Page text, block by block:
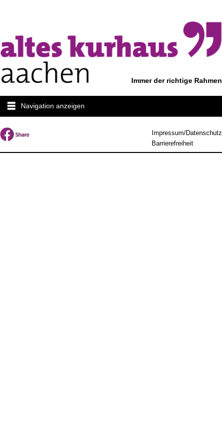
Immer der richtige Rahmen
Navigation anzeigen
Impressum/Datenschutz
Barrierefreiheit